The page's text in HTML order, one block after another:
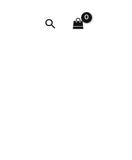
Buscar